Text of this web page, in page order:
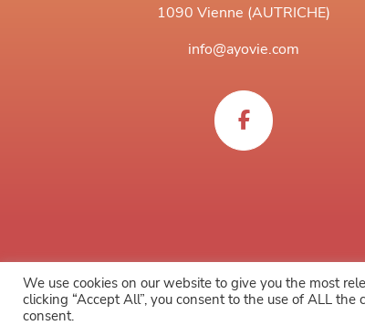
1090 Vienne (AUTRICHE)
info@ayovie.com
We use cookies on our website to give you the most
clicking “Accept All”, you consent to the use of ALL
consent.